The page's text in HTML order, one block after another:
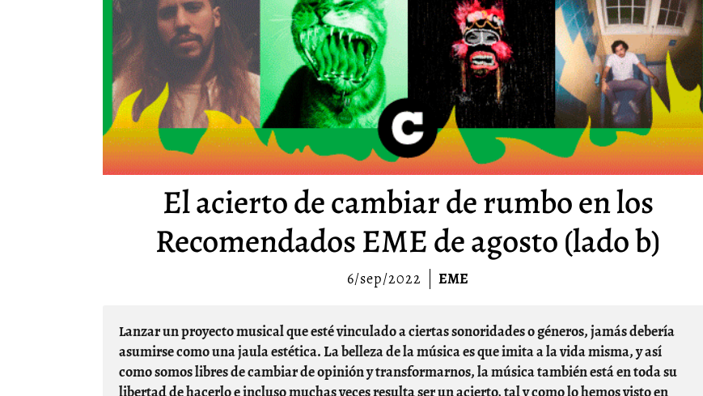
El acierto de cambiar de rumbo en los
Recomendados EME de agosto (lado b)
6/sep/2022 EME
Lanzar un proyecto musical que esté vinculado a ciertas sonoridades o géneros, jamás debería
asumirse como una jaula estética. La belleza de la música es que imita a la vida misma, y así
como somos libres de cambiar de opinión y transformarnos, la música también está en toda su